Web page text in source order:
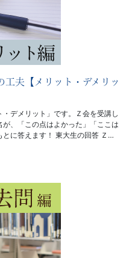
夫【メリット・デメリッ
デメリット」です。Ｚ会を受講し
、「この点はよかった」「ここは
に答えます！ 東大生の回答 Ｚ…